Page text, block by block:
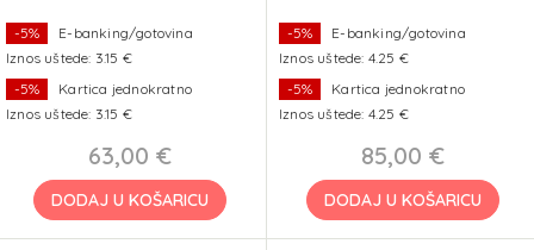
-5%
E-banking/gotovina
Iznos uštede: 3.15 €
-5%
Kartica jednokratno
Iznos uštede: 3.15 €
63,00 €
DODAJ U KOŠARICU
-5%
E-banking/gotovina
Iznos uštede: 4.25 €
-5%
Kartica jednokratno
Iznos uštede: 4.25 €
85,00 €
DODAJ U KOŠARICU